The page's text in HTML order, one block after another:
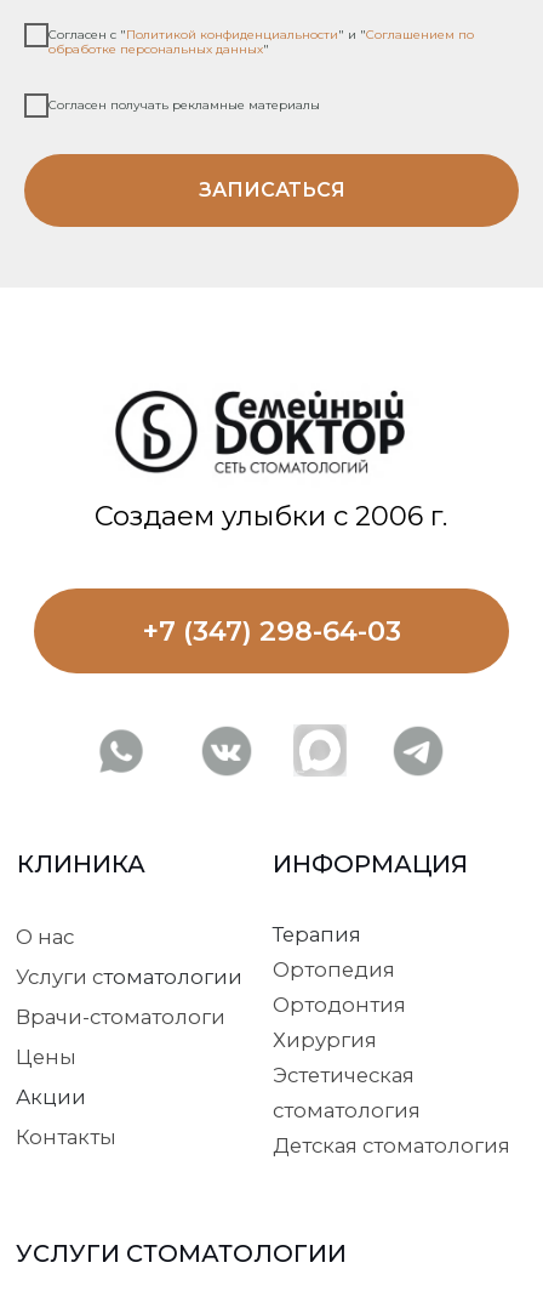
Согласен с "Политикой конфиденциальности" и "Соглашением по
обработке персональных данных"
Согласен получать рекламные материалы
ЗАПИСАТЬСЯ